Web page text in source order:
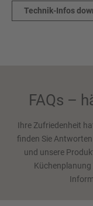
Technik-Infos
FAQs –
Ihre Zufriedenheit
finden Sie
und unsere